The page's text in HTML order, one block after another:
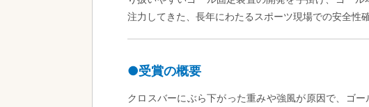
注力してきた、長年にわたるスポーツ現場での安全性
●受賞の概要
クロスバーにぶら下がった重みや強風が原因で、ゴー